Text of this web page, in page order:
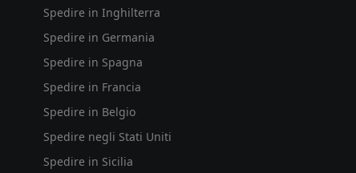
Spedire in Inghilterra
Spedire in Germania
Spedire in Spagna
Spedire in Francia
Spedire in Belgio
Spedire negli Stati Uniti
Spedire in Sicilia